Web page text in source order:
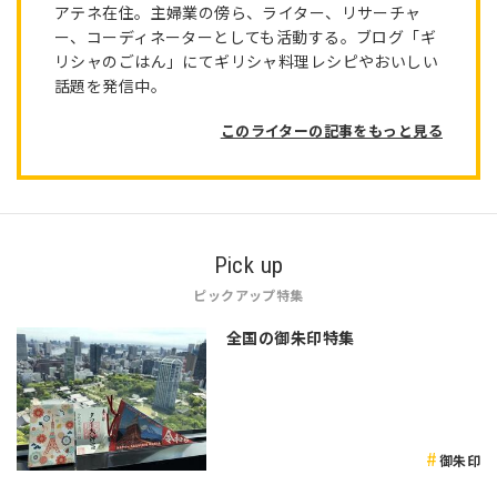
アテネ在住。主婦業の傍ら、ライター、リサーチャ
ー、コーディネーターとしても活動する。ブログ「ギ
リシャのごはん」にてギリシャ料理レシピやおいしい
話題を発信中。
このライターの記事をもっと見る
Pick up
ピックアップ特集
全国の御朱印特集
御朱印